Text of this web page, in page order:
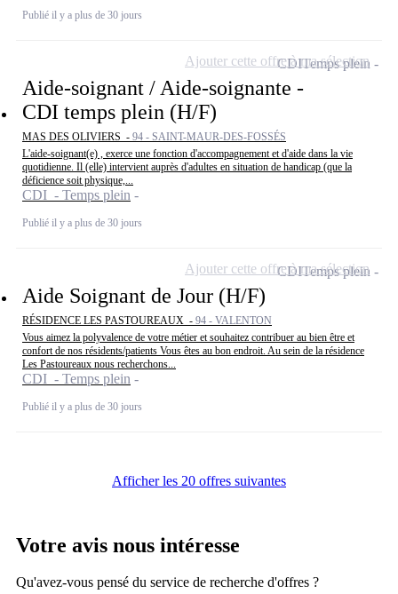
Publié il y a plus de 30 jours
Aide-soignant / Aide-soignante -
CDI temps plein (H/F)
MAS DES OLIVIERS - 94 - SAINT-MAUR-DES-FOSSÉS
L'aide-soignant(e) , exerce une fonction d'accompagnement et d'aide dans la vie
quotidienne. Il (elle) intervient auprès d'adultes en situation de handicap (que la
déficience soit physique,...
CDI - Temps plein
Publié il y a plus de 30 jours
CDITemps plein
Ajouter cette offre à ma sélection
Aide Soignant de Jour (H/F)
RÉSIDENCE LES PASTOUREAUX - 94 - VALENTON
Vous aimez la polyvalence de votre métier et souhaitez contribuer au bien être et
confort de nos résidents/patients Vous êtes au bon endroit. Au sein de la résidence
Les Pastoureaux nous recherchons...
CDI - Temps plein
Publié il y a plus de 30 jours
CDITemps plein
Ajouter cette offre à ma sélection
Afficher les 20 offres suivantes
Votre avis nous intéresse
Qu'avez-vous pensé du service de recherche d'offres ?